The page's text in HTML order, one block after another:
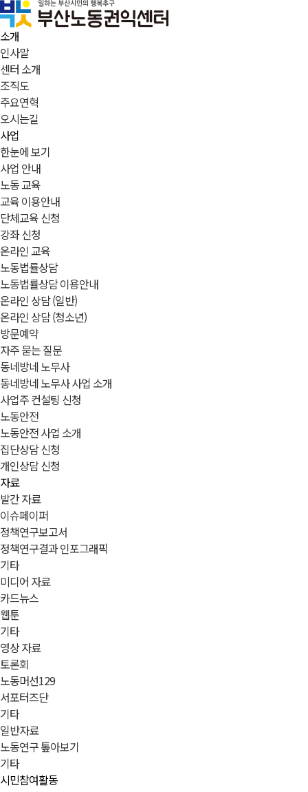
소개
인사말
센터 소개
조직도
주요연혁
오시는길
사업
한눈에 보기
사업 안내
노동 교육
교육 이용안내
단체교육 신청
강좌 신청
온라인 교육
노동법률상담
노동법률상담 이용안내
온라인 상담 (일반)
온라인 상담 (청소년)
방문예약
자주 묻는 질문
동네방네 노무사
동네방네 노무사 사업 소개
사업주 컨설팅 신청
노동안전
노동안전 사업 소개
집단상담 신청
개인상담 신청
자료
발간 자료
이슈페이퍼
정책연구보고서
정책연구결과 인포그래픽
기타
미디어 자료
카드뉴스
웹툰
기타
영상 자료
토론회
노동머선129
서포터즈단
기타
일반자료
노동연구 톺아보기
기타
시민참여활동